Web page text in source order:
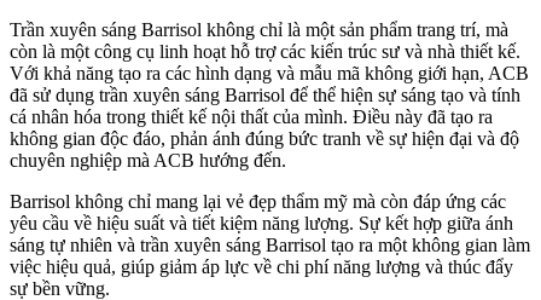
Trần xuyên sáng Barrisol không chỉ là một sản phẩm trang trí, mà
còn là một công cụ linh hoạt hỗ trợ các kiến trúc sư và nhà thiết kế.
Với khả năng tạo ra các hình dạng và mẫu mã không giới hạn, ACB
đã sử dụng trần xuyên sáng Barrisol để thể hiện sự sáng tạo và tính
cá nhân hóa trong thiết kế nội thất của mình. Điều này đã tạo ra
không gian độc đáo, phản ánh đúng bức tranh về sự hiện đại và độ
chuyên nghiệp mà ACB hướng đến.
Barrisol không chỉ mang lại vẻ đẹp thẩm mỹ mà còn đáp ứng các
yêu cầu về hiệu suất và tiết kiệm năng lượng. Sự kết hợp giữa ánh
sáng tự nhiên và trần xuyên sáng Barrisol tạo ra một không gian làm
việc hiệu quả, giúp giảm áp lực về chi phí năng lượng và thúc đẩy
sự bền vững.